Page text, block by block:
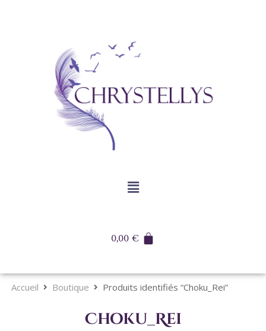
0,00€
Accueil Boutique Produits identifiés “Choku_Rei”
Choku_Rei